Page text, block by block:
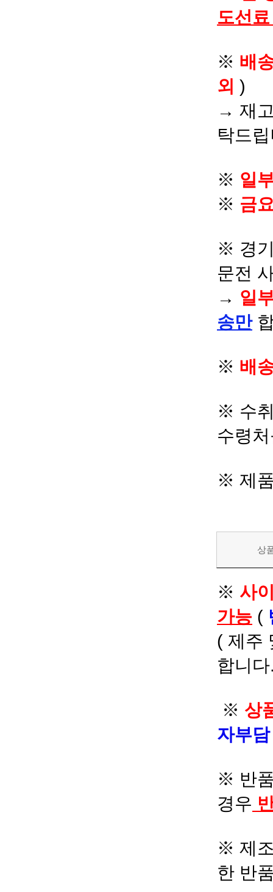
도선
※ 배
외 )
→ 재
탁드
※ 일
※ 금
※ 경
문전
→ 일
송만
※ 배
※ 수
수령
※ 제
상
※ 사
가능 (
( 제주
합니
※ 상
자부
※ 반
경우
※ 제
한 반